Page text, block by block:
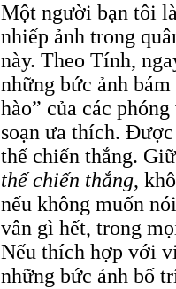
Một người bạn tôi
nhiếp ảnh trong
này. Theo Tính,
những bức ảnh
hào” của các
soạn ưa thích.
thế chiến thắng.
thế chiến thắng,
nếu không muốn
vân gì hết, trong
Nếu thích hợp với
những bức ảnh bố